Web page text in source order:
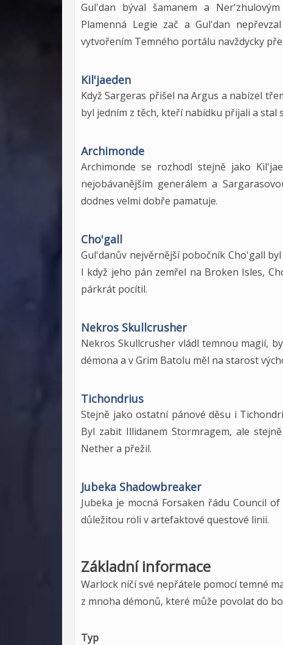
Gul'dan býval šamanem a
Plamenná Legie zač a Gul'dan
vytvořením Temného portálu navždycky
Kil'jaeden
Když Sargeras přišel na Argus a nabízel
byl jedním z těch, kteří nabídku přijali a stal
Archimonde
Archimonde se rozhodl stejně jako
nejobávanějším generálem a
dodnes velmi dobře pamatuje.
Cho'gall
Gul'danův nejvěrnější pobočník Cho'gall
I když jeho pán zemřel na Broken Isles,
párkrát pocítil.
Nekros Skullcrusher
Nekros Skullcrusher vládl temnou magií,
démona a v Grim Batolu měl na starost
Tichondrius
Stejně jako ostatní pánové děsu i
Byl zabit Illidanem Stormragem, ale
Nether a přežil.
Jubeka Shadowbreaker
Jubeka je mocná Forsaken řádu Council
důležitou roli v artefaktové questové linii.
Základní informace
Warlock níčí své nepřátele pomocí temné
z mnoha démonů, které může povolat do
Typ